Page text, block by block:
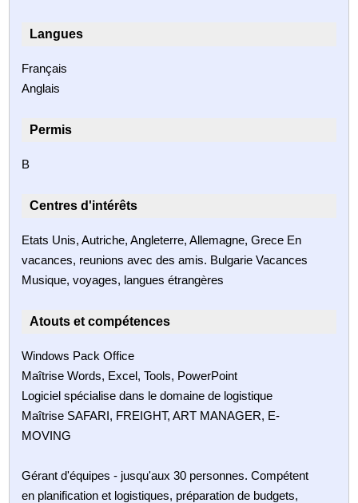
Langues
Français
Anglais
Permis
B
Centres d'intérêts
Etats Unis, Autriche, Angleterre, Allemagne, Grece En
vacances, reunions avec des amis. Bulgarie Vacances
Musique, voyages, langues étrangères
Atouts et compétences
Windows Pack Office
Maîtrise Words, Excel, Tools, PowerPoint
Logiciel spécialise dans le domaine de logistique
Maîtrise SAFARI, FREIGHT, ART MANAGER, E-
MOVING
Gérant d'équipes - jusqu'aux 30 personnes. Compétent
en planification et logistiques, préparation de budgets,